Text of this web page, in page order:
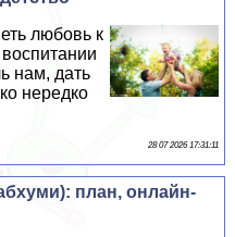
любовь к
нам, дать
нередко
28 07 2026 17:31:11
план, онлайн-